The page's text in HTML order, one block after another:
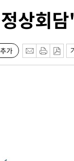
상회담'
가